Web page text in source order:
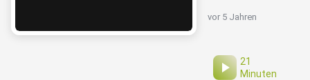
vor 5 Jahren
21
Minuten